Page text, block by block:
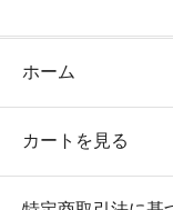
ホーム
カートを見る